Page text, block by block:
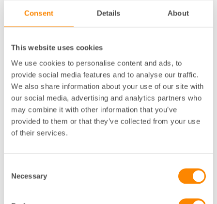
Consent Details About
This website uses cookies
We use cookies to personalise content and ads, to
provide social media features and to analyse our traffic.
We also share information about your use of our site with
our social media, advertising and analytics partners who
may combine it with other information that you’ve
provided to them or that they’ve collected from your use
of their services.
Selection
Necessary
När detta sedan upptäcks och påpekas kan
elhandlaren hota med krav på brytavgift/lösenavgift
situationen olustig och svårhanterlig för den som
drabbats.
Här kommer ett par handfasta råd:
Gör en bedömning om avtalet är giltigt, genom att
bland annat överväga om det påstådda avtalet
ingåtts av en behörig företrädare, eller om det
ogiltigt, bestrid avtalets giltighet direkt till